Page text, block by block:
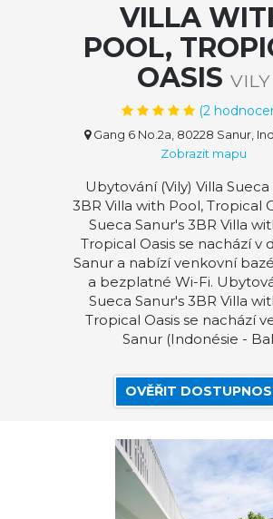
VILLA
POOL,
OASIS VILY
(2
Gang 6 No.2a, 80228 Sanur,
Zobrazit mapu
Ubytování (Vily) Villa Sueca
3BR Villa with Pool, Tropical
Sueca Sanur's 3BR Villa
Tropical Oasis se nachází v
Sanur a nabízí venkovní
a bezplatné Wi-Fi.
Sueca Sanur's 3BR Villa
Tropical Oasis se nachází
Sanur (Indonésie -
OVĚŘIT